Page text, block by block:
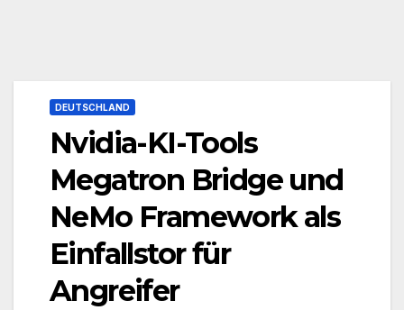
DEUTSCHLAND
Nvidia-KI-Tools
Megatron Bridge und
NeMo Framework als
Einfallstor für
Angreifer